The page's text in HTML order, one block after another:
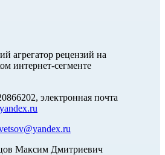
агрегатор рецензий на
интернет-сегменте
электронная почта
Максим Дмитриевич